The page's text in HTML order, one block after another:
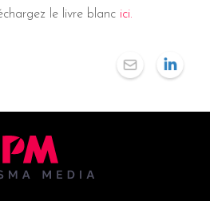
le livre blanc ici.